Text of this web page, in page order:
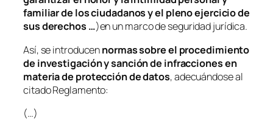
familiar de los ciudadanos y el pleno ejercicio de
sus derechos …)en un marco de seguridad jurídica.
Así, se introducennormas sobre el procedimiento
de investigación y sanción de infracciones en
materia de protección de datos, adecuándose al
citado Reglamento:
(…)